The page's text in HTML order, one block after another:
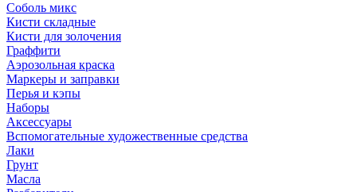
Соболь микс
Кисти складные
Кисти для золочения
Граффити
Аэрозольная краска
Маркеры и заправки
Перья и кэпы
Наборы
Аксессуары
Вспомогательные художественные средства
Лаки
Грунт
Масла